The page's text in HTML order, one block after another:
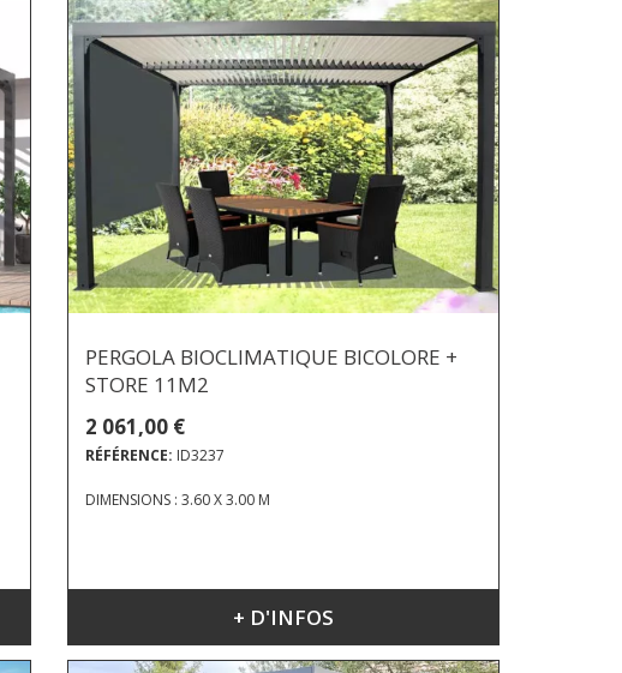
PERGOLA BIOCLIMATIQUE BICOLORE +
STORE 11M2
2 061,00 €
RÉFÉRENCE: ID3237
DIMENSIONS : 3.60 X 3.00 M
+ D'INFOS